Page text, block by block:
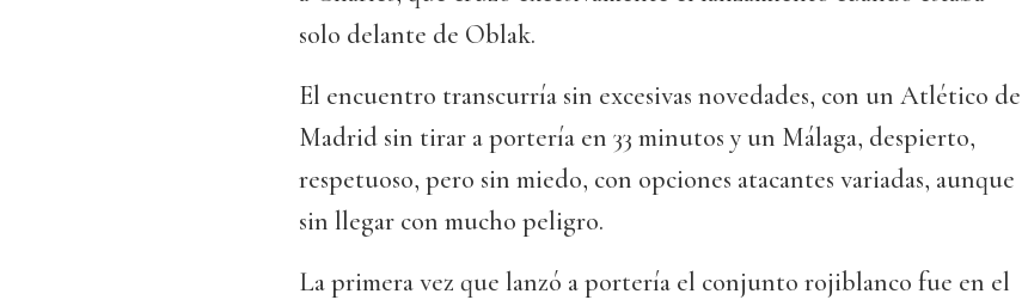
solo delante de Oblak.
El encuentro transcurría sin excesivas novedades, con un Atlético de
Madrid sin tirar a portería en 33 minutos y un Málaga, despierto,
respetuoso, pero sin miedo, con opciones atacantes variadas, aunque
sin llegar con mucho peligro.
La primera vez que lanzó a portería el conjunto rojiblanco fue en el